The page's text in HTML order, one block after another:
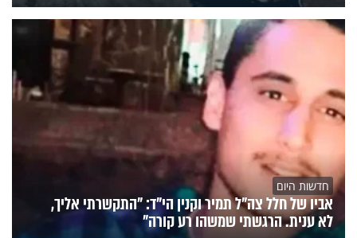
חדשות היום
אביו של חלל צה"ל תמיר וקנין הי"ד: "התקשרתי אליך,
לא ענית. הרגשתי שמשהו רע קורה"